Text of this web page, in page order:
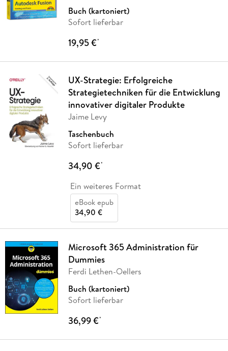
Buch (kartoniert)
Sofort lieferbar
19,95 €*
UX-Strategie: Erfolgreiche
Strategietechniken für die Entwicklung
innovativer digitaler Produkte
Jaime Levy
Taschenbuch
Sofort lieferbar
34,90 €*
Ein weiteres Format
eBook epub
34,90 €
Microsoft 365 Administration für
Dummies
Ferdi Lethen-Oellers
Buch (kartoniert)
Sofort lieferbar
36,99 €*